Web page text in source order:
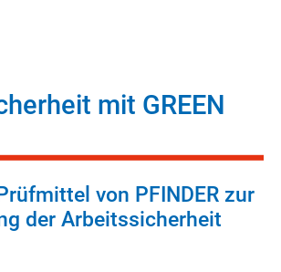
mit GREEN
von PFINDER zur
der Arbeitssicherheit